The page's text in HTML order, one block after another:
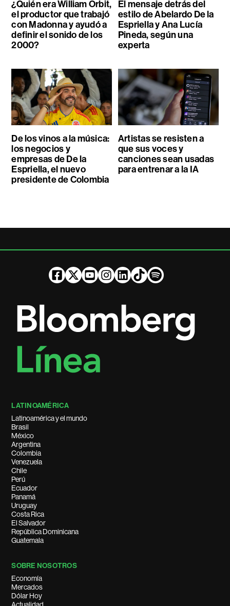
¿Quién era William Orbit,
el productor que trabajó
con Madonna y ayudó a
definir el sonido de los
2000?
El mensaje detrás del
estilo de Abelardo De la
Espriella y Ana Lucía
Pineda, según una
experta
De los vinos a la música:
los negocios y
empresas de De la
Espriella, el nuevo
presidente de Colombia
Artistas se resisten a
que sus voces y
canciones sean usadas
para entrenar a la IA
LATINOAMÉRICA
Latinoamérica y el mundo
Brasil
México
Argentina
Colombia
Venezuela
Chile
Perú
Ecuador
Panamá
Uruguay
Costa Rica
El Salvador
República Dominicana
Guatemala
SOBRE NOSOTROS
Economía
Mercados
Dólar Hoy